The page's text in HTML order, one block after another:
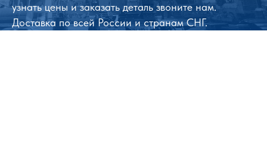
узнать цены и заказать деталь звоните нам.
Доставка по всей России и странам СНГ.